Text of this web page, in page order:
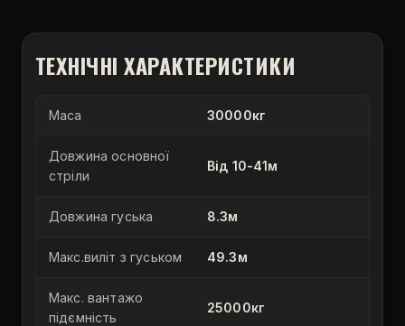
ТЕХНІЧНІ ХАРАКТЕРИСТИКИ
Маса 30000кг
Довжина основної
стріли
Від 10-41м
Довжина гуська 8.3м
Макс.виліт з гуськом 49.3м
Макс. вантажо
підємність
25000кг